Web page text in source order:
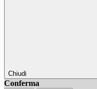
Chiudi
Conferma